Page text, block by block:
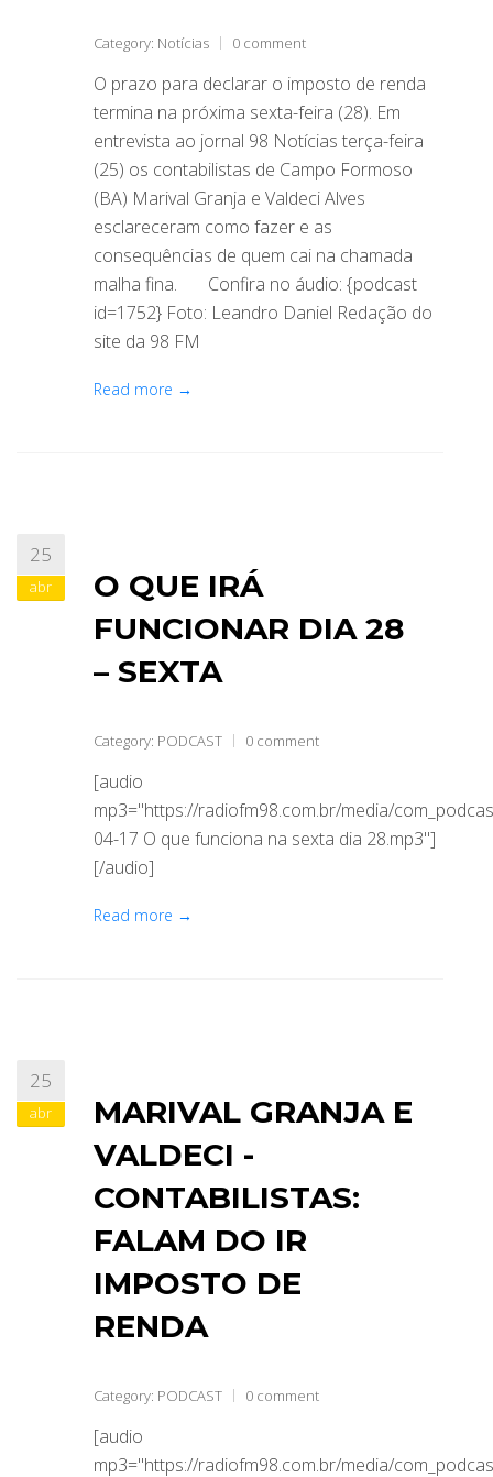
Category: Notícias 0 comment
O prazo para declarar o imposto de renda
termina na próxima sexta-feira (28). Em
entrevista ao jornal 98 Notícias terça-feira
(25) os contabilistas de Campo Formoso
(BA) Marival Granja e Valdeci Alves
esclareceram como fazer e as
consequências de quem cai na chamada
malha fina. Confira no áudio: {podcast
id=1752} Foto: Leandro Daniel Redação do
site da 98 FM
Read more →
25
abr
O QUE IRÁ
FUNCIONAR DIA 28
– SEXTA
Category: PODCAST 0 comment
[audio
mp3="https://radiofm98.com.br/media/
04-17 O que funciona na sexta dia 28.mp3"]
[/audio]
Read more →
25
abr
MARIVAL GRANJA E
VALDECI -
CONTABILISTAS:
FALAM DO IR
IMPOSTO DE
RENDA
Category: PODCAST 0 comment
[audio
mp3="https://radiofm98.com.br/media/